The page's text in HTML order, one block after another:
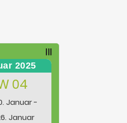
2025
04
Januar -
Januar